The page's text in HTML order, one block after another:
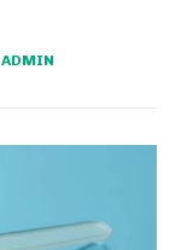
NOSSAS
ADMIN